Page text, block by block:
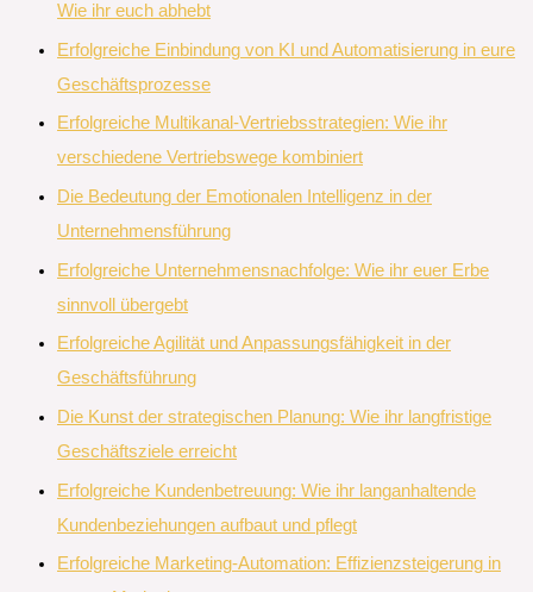
Wie ihr euch abhebt
Erfolgreiche Einbindung von KI und Automatisierung in eure
Geschäftsprozesse
Erfolgreiche Multikanal-Vertriebsstrategien: Wie ihr
verschiedene Vertriebswege kombiniert
Die Bedeutung der Emotionalen Intelligenz in der
Unternehmensführung
Erfolgreiche Unternehmensnachfolge: Wie ihr euer Erbe
sinnvoll übergebt
Erfolgreiche Agilität und Anpassungsfähigkeit in der
Geschäftsführung
Die Kunst der strategischen Planung: Wie ihr langfristige
Geschäftsziele erreicht
Erfolgreiche Kundenbetreuung: Wie ihr langanhaltende
Kundenbeziehungen aufbaut und pflegt
Erfolgreiche Marketing-Automation: Effizienzsteigerung in